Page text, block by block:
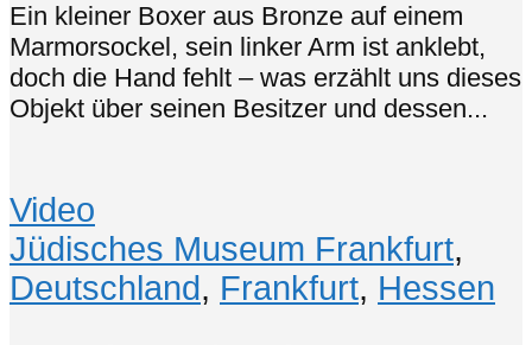
Ein kleiner Boxer aus Bronze auf einem
Marmorsockel, sein linker Arm ist anklebt,
doch die Hand fehlt – was erzählt uns dieses
Objekt über seinen Besitzer und dessen...
Video
Jüdisches Museum Frankfurt,
Deutschland, Frankfurt, Hessen